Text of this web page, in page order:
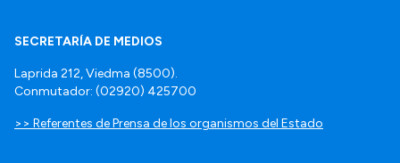
SECRETARÍA DE MEDIOS
Laprida 212, Viedma (8500).
Conmutador: (02920) 425700
>> Referentes de Prensa de los organismos del Estado